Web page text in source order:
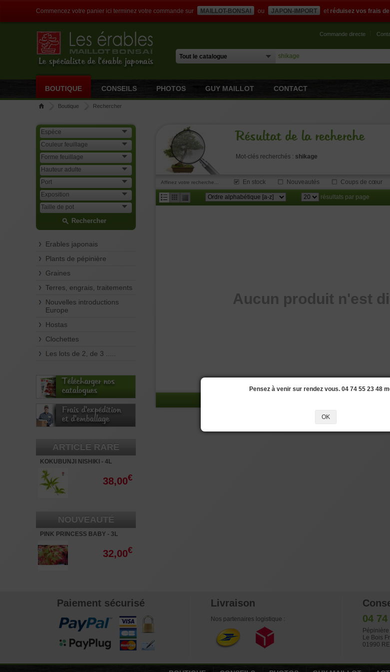
Commencez votre panier ici terminez votre commande sur MAILLOT-BONSAI ou JAPON-IMPORT et réduisez vos frais
Le spécialiste de l'érable japonais
Commande directe
BOUTIQUE CONSEILS PHOTOS GUY MAILLOT CONTACT
Boutique Rechercher
Rechercher
Erables japonais
Plants de pépinière
Graines
Terres, engrais, traitements
Nouvelles introductions
Europe
Hostas
Clochettes
Les lots de 2, de 3 .....
Télécharger nos
catalogues
Frais d'expédition
et d'emballage
ARTICLE RARE
KOKUBUNJI NISHIKI - 4L
38,00€
NOUVEAUTÉ
PINK PRINCESS BABY - 3L
32,00€
Résultat de la recherche
Mot-clés recherchés : shikage
Affinez votre recherche... En stock Nouveautés Coups de cœur
résultats par page
Aucun produit n'est
Paiement sécurisé Livraison
Nos partenaires logistique :
04
Pépinière
Le Bois
01990
Pensez à venir sur rendez vous. 04 74 55 23 48
OK